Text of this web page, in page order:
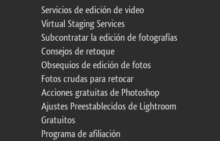
Servicios de edición de video
Virtual Staging Services
Subcontratar la edición de fotografías
Consejos de retoque
Obsequios de edición de fotos
Fotos crudas para retocar
Acciones gratuitas de Photoshop
Ajustes Preestablecidos de Lightroom
Gratuitos
Programa de afiliación